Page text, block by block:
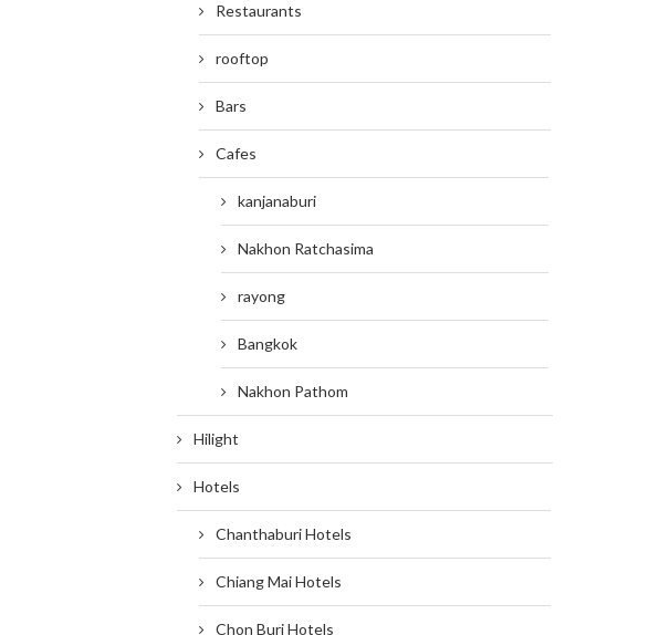
Restaurants
rooftop
Bars
Cafes
kanjanaburi
Nakhon Ratchasima
rayong
Bangkok
Nakhon Pathom
Hilight
Hotels
Chanthaburi Hotels
Chiang Mai Hotels
Chon Buri Hotels